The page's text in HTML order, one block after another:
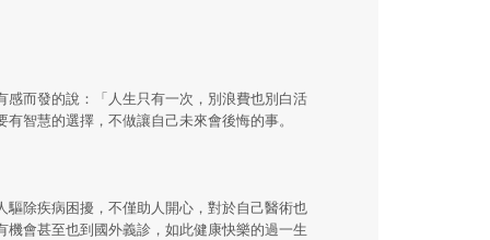
而發的說：「人生只有一次，別浪費也別白活
智慧的選擇，不做讓自己未來會後悔的事。
除疾病困擾，不僅助人開心，對於自己醫術也
會甚至也到國外義診，如此健康快樂的過一生